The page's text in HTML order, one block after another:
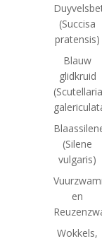
Duyvelsbete
(Succisa
pratensis)
Blauw
glidkruid
(Scutellaria
galericulata)
Blaassilene
(Silene
vulgaris)
en
Wokkels,